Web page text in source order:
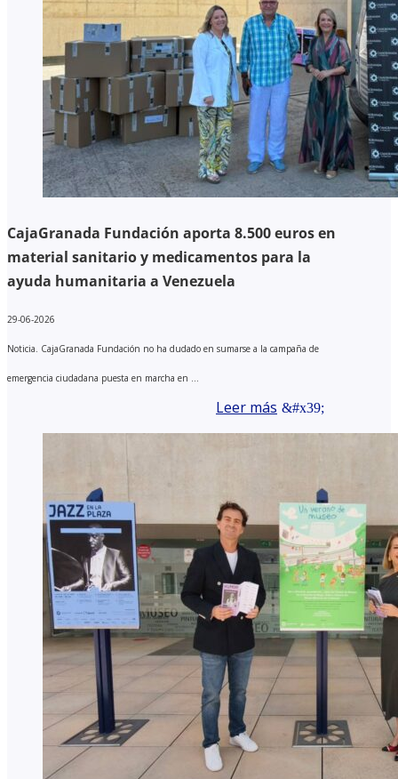
CajaGranada Fundación aporta 8.500 euros en
material sanitario y medicamentos para la
ayuda humanitaria a Venezuela
29-06-2026
Noticia. CajaGranada Fundación no ha dudado en sumarse a la campaña de
emergencia ciudadana puesta en marcha en ...
Leer más